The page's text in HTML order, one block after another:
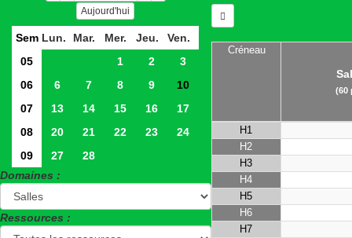
Aujourd'hui
Sem Lun. Mar. Mer. Jeu.
Ven.
05
1 2
3
06
6 7 8 9
10
07
13 14 15 16
17
08
20 21 22 23
24
09
27
28
Domaines :
Ressources :
Créneau
(60
H1
H2
H3
H4
H5
H6
H7